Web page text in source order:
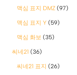
맥심 표지 DMZ (97)
맥심 표지 Y (59)
맥심 화보 (35)
씨네21 (36)
씨네21 표지 (26)